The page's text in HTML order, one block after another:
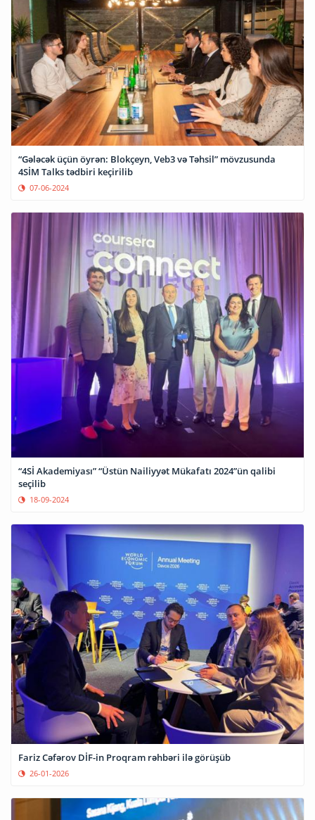
“Gələcək üçün öyrən: Blokçeyn, Veb3 və Təhsil” mövzusunda
4SİM Talks tədbiri keçirilib
07-06-2024
“4Sİ Akademiyası” “Üstün Nailiyyət Mükafatı 2024”ün qalibi
seçilib
18-09-2024
Fariz Cəfərov DİF-in Proqram rəhbəri ilə görüşüb
26-01-2026